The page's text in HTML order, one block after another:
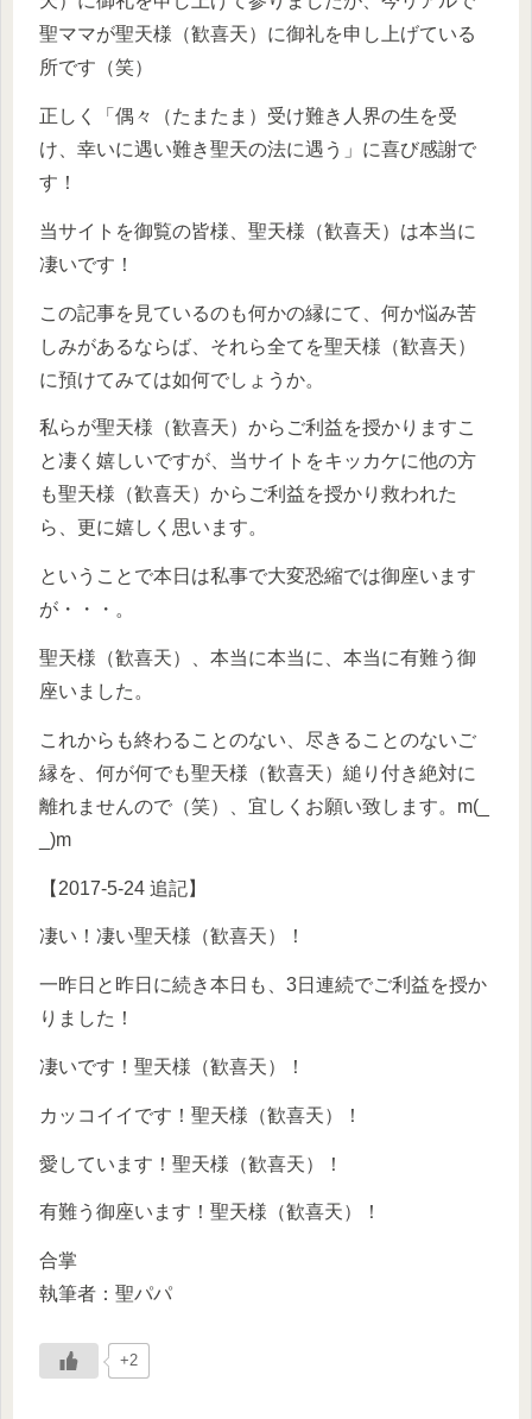
聖ママが聖天様（歓喜天）に御礼を申し上げている
所です（笑）
正しく「偶々（たまたま）受け難き人界の生を受
け、幸いに遇い難き聖天の法に遇う」に喜び感謝で
す！
当サイトを御覧の皆様、聖天様（歓喜天）は本当に
凄いです！
この記事を見ているのも何かの縁にて、何か悩み苦
しみがあるならば、それら全てを聖天様（歓喜天）
に預けてみては如何でしょうか。
私らが聖天様（歓喜天）からご利益を授かりますこ
と凄く嬉しいですが、当サイトをキッカケに他の方
も聖天様（歓喜天）からご利益を授かり救われた
ら、更に嬉しく思います。
ということで本日は私事で大変恐縮では御座います
が・・・。
聖天様（歓喜天）、本当に本当に、本当に有難う御
座いました。
これからも終わることのない、尽きることのないご
縁を、何が何でも聖天様（歓喜天）縋り付き絶対に
離れませんので（笑）、宜しくお願い致します。m(_
_)m
【2017-5-24 追記】
凄い！凄い聖天様（歓喜天）！
一昨日と昨日に続き本日も、3日連続でご利益を授か
りました！
凄いです！聖天様（歓喜天）！
カッコイイです！聖天様（歓喜天）！
愛しています！聖天様（歓喜天）！
有難う御座います！聖天様（歓喜天）！
合掌
執筆者：聖パパ
+2